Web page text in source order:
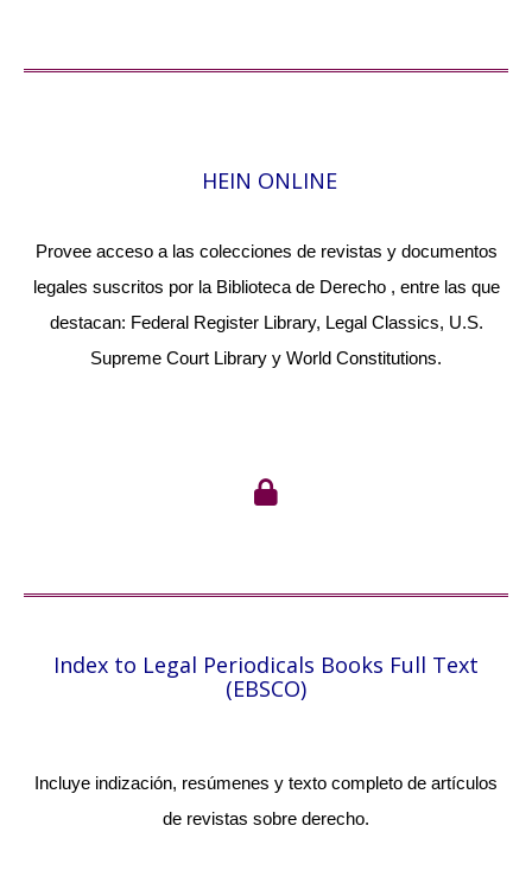
HEIN ONLINE
Provee acceso a las colecciones de revistas y documentos
legales suscritos por la Biblioteca de Derecho , entre las que
destacan: Federal Register Library, Legal Classics, U.S.
Supreme Court Library y World Constitutions.
Index to Legal Periodicals Books Full Text
(EBSCO)
Incluye indización, resúmenes y texto completo de artículos
de revistas sobre derecho.